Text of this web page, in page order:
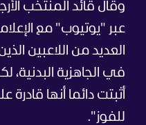
وقال قائد المنتخب
عبر "يوتيوب" مع
العديد من اللاعبين
في الجاهزية البدنية،
أثبتت دائما أنها
للفوز".